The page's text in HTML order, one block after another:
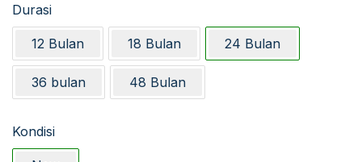
Durasi
12 Bulan 18 Bulan 24 Bulan
36 bulan 48 Bulan
Kondisi